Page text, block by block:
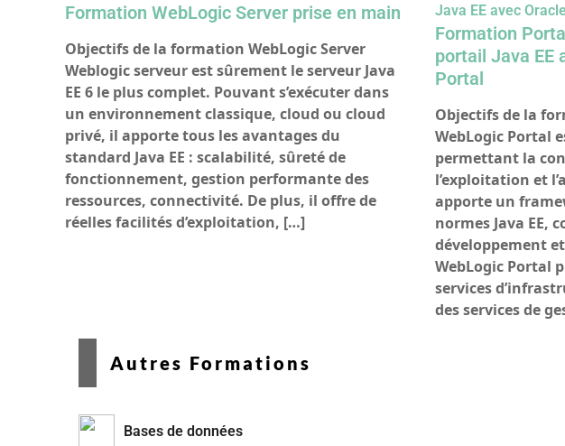
Formation WebLogic Server prise en main
Objectifs de la formation WebLogic Server
Weblogic serveur est sûrement le serveur Java
EE 6 le plus complet. Pouvant s’exécuter dans
un environnement classique, cloud ou cloud
privé, il apporte tous les avantages du
standard Java EE : scalabilité, sûreté de
fonctionnement, gestion performante des
ressources, connectivité. De plus, il offre de
réelles facilités d’exploitation, […]
Formation
portail Java EE
Portal
Objectifs de la
WebLogic Portal
permettant la
l’exploitation et
apporte un
normes Java EE,
développement
WebLogic Portal
services
des services de
Autres Formations
Bases de données